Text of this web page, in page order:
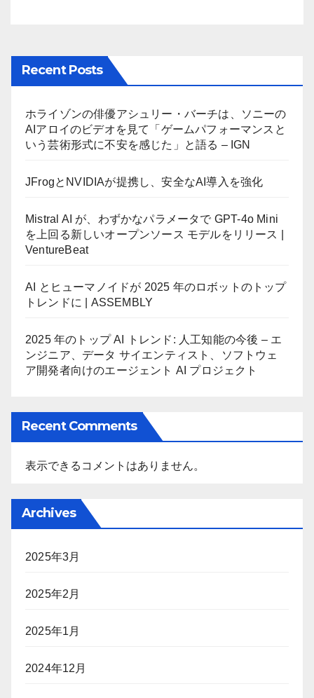
Recent Posts
ホライゾンの俳優アシュリー・バーチは、ソニーの
AIアロイのビデオを見て「ゲームパフォーマンスと
いう芸術形式に不安を感じた」と語る – IGN
JFrogとNVIDIAが提携し、安全なAI導入を強化
Mistral AI が、わずかなパラメータで GPT-4o Mini
を上回る新しいオープンソース モデルをリリース |
VentureBeat
AI とヒューマノイドが 2025 年のロボットのトップ
トレンドに | ASSEMBLY
2025 年のトップ AI トレンド: 人工知能の今後 – エ
ンジニア、データ サイエンティスト、ソフトウェ
ア開発者向けのエージェント AI プロジェクト
Recent Comments
表示できるコメントはありません。
Archives
2025年3月
2025年2月
2025年1月
2024年12月